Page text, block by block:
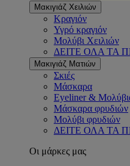
Μακιγιάζ Χειλιών
Κραγιόν
Υγρό κραγιόν
Μολύβι Χειλιών
ΔΕΙΤΕ ΟΛΑ ΤΑ
Μακιγιάζ Ματιών
Σκιές
Μάσκαρα
Eyeliner &
Μάσκαρα φρυδιών
Μολύβι φρυδιών
ΔΕΙΤΕ ΟΛΑ ΤΑ
Οι μάρκες μας